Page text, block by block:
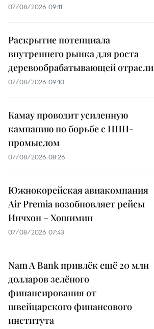
07/08/2026 09:11
Раскрытие потенциала
внутреннего рынка для роста
деревообрабатывающей отрасли
07/08/2026 09:10
Камау проводит усиленную
кампанию по борьбе с ННН-
промыслом
07/08/2026 08:26
Южнокорейская авиакомпания
Air Premia возобновляет рейсы
Инчхон – Хошимин
07/08/2026 07:43
Nam A Bank привлёк ещё 20 млн
долларов зелёного
финансирования от
швейцарского финансового
института